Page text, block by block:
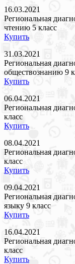
16.03.2021
Региональная
чтению 5 класс
Купить
31.03.2021
Региональная
обществознанию 9
Купить
06.04.2021
Региональная
класс
Купить
08.04.2021
Региональная
класс
Купить
09.04.2021
Региональная
языку 9 класс
Купить
16.04.2021
Региональная
класс
Купить